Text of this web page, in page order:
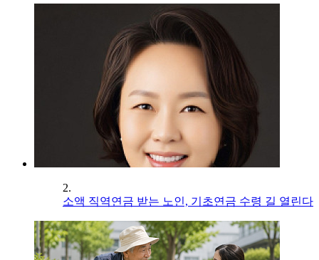
2.
소액 직역연금 받는 노인, 기초연금 수령 길 열린다